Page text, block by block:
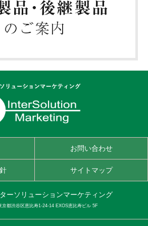
お問い合わせ
サイトマップ
ーソリューションマーケティング
京都渋谷区恵比寿1-24-14 EXOS恵比寿ビル 5F